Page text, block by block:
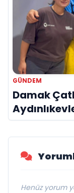
GÜNDEM
Damak
Damak
Henüz yorum